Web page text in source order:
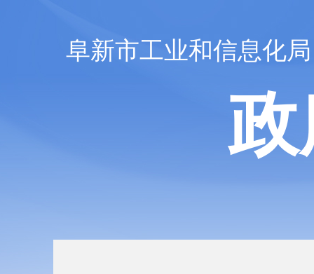
阜新市工业和信息化局